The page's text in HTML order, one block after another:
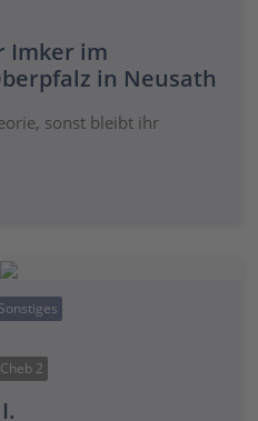
Imker im
in Neusath
sonst bleibt ihr
Sonstiges
2